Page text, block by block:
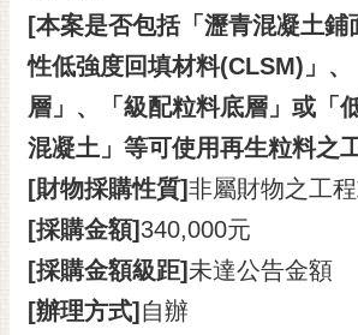
及
安
全
政
策
網
站
資
開
放
[本案是否包括「瀝青混凝土鋪
性低強度回填材料(CLSM)」
層」、「級配粒料底層」或「
混凝土」等可使用再生粒料之
[財物採購性質]非屬財物之工
[採購金額] 340,000元
[採購金額級距] 未達公告金額
[辦理方式] 自辦